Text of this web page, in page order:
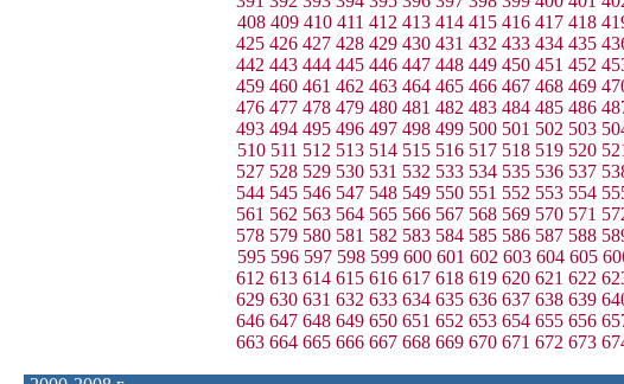
408 409 410 411 412 413 414 415 416 417 418
425 426 427 428 429 430 431 432 433 434 435
442 443 444 445 446 447 448 449 450 451 452
459 460 461 462 463 464 465 466 467 468 469
476 477 478 479 480 481 482 483 484 485 486
493 494 495 496 497 498 499 500 501 502 503
510 511 512 513 514 515 516 517 518 519 520
527 528 529 530 531 532 533 534 535 536 537
544 545 546 547 548 549 550 551 552 553 554
561 562 563 564 565 566 567 568 569 570 571
578 579 580 581 582 583 584 585 586 587 588
595 596 597 598 599 600 601 602 603 604 605
612 613 614 615 616 617 618 619 620 621 622
629 630 631 632 633 634 635 636 637 638 639
646 647 648 649 650 651 652 653 654 655 656
663 664 665 666 667 668 669 670 671 672 673